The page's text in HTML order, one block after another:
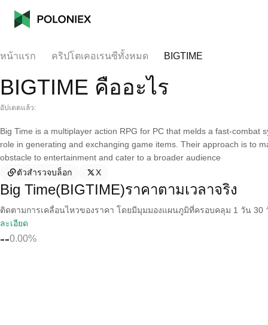
หน้าแรก คริปโตเคอเรนซีทั้งหมด BIGTIME
BIGTIME คืออะไร
อัปเดตแล้ว:
Big Time is a multiplayer action RPG for PC that melds a fast-
role in generating and exchanging game items. Their approach is to
obstacle to entertainment and cater to a broader audience
ตัวสำรวจบล็อก
X
Big Time(BIGTIME)ราคาตามเวลาจริง
ติดตามการเคลื่อนไหวของราคา โดยมีมุมมองแผนภูมิที่ครอบคลุม 1 วัน 30
ละเอียด
--0.00%